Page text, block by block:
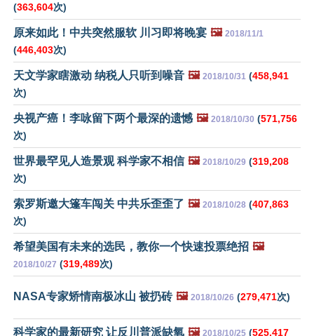
(363,604次)
原来如此！中共突然服软 川习即将晚宴 🖼️ 2018/11/1
(446,403次)
天文学家瞎激动 纳税人只听到噪音 🖼️ 2018/10/31 (458,941
次)
央视产癌！李咏留下两个最深的遗憾 🖼️ 2018/10/30 (571,756
次)
世界最罕见人造景观 科学家不相信 🖼️ 2018/10/29 (319,208
次)
索罗斯邀大篷车闯关 中共乐歪歪了 🖼️ 2018/10/28 (407,863
次)
希望美国有未来的选民，教你一个快速投票绝招 🖼️
2018/10/27 (319,489次)
NASA专家矫情南极冰山 被扔砖 🖼️ 2018/10/26 (279,471次)
科学家的最新研究 让反川普派缺氧 🖼️ 2018/10/25 (525,417